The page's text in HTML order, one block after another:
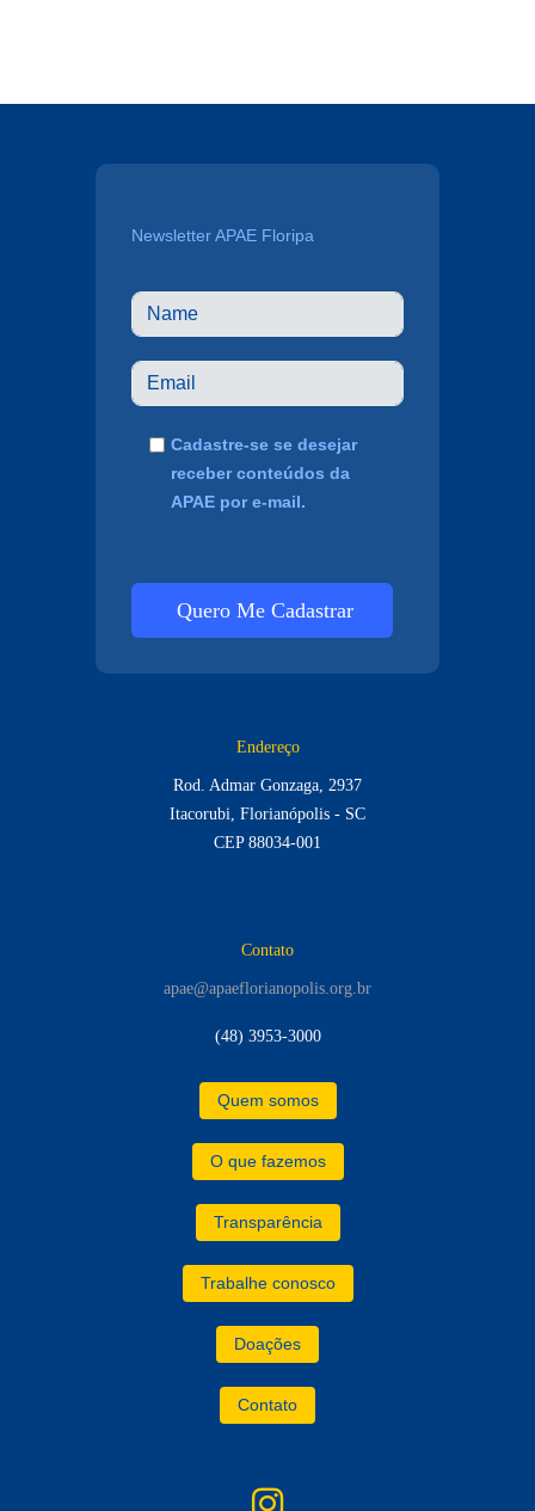
Newsletter APAE Floripa
Cadastre-se se desejar
receber conteúdos da
APAE por e-mail.
Quero Me Cadastrar
Endereço
Rod. Admar Gonzaga, 2937
Itacorubi, Florianópolis - SC
CEP 88034-001
Contato
apae@apaeflorianopolis.org.br
(48) 3953-3000
Quem somos
O que fazemos
Transparência
Trabalhe conosco
Doações
Contato